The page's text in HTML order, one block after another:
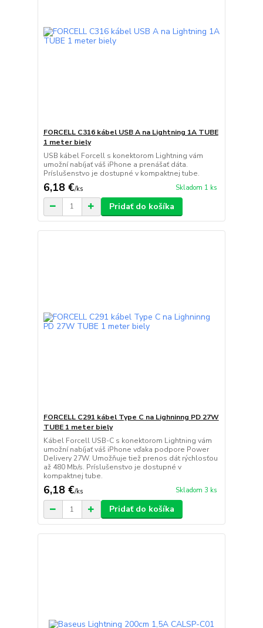
FORCELL C316 kábel USB A na Lightning 1A TUBE
1 meter biely
USB kábel Forcell s konektorom Lightning vám
umožní nabíjať váš iPhone a prenášať dáta.
Príslušenstvo je dostupné v kompaktnej tube.
6,18 €/ks Skladom 1 ks
Pridať do košíka
FORCELL C291 kábel Type C na Lighninng PD 27W
TUBE 1 meter biely
Kábel Forcell USB-C s konektorom Lightning vám
umožní nabíjať váš iPhone vďaka podpore Power
Delivery 27W. Umožňuje tiež prenos dát rýchlosťou
až 480 Mb/s. Príslušenstvo je dostupné v
kompaktnej tube.
6,18 €/ks Skladom 3 ks
Pridať do košíka